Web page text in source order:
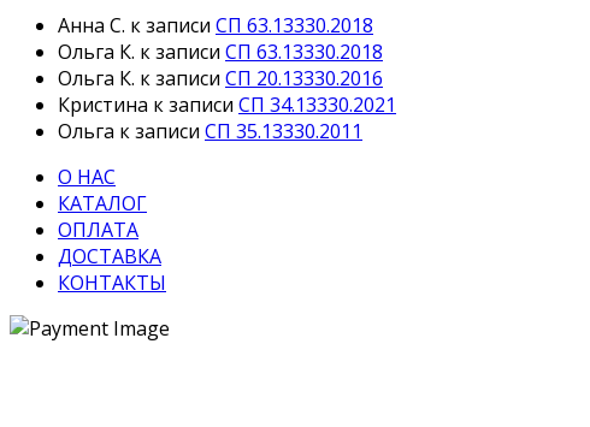
Анна С. к записи СП 63.13330.2018
Ольга К. к записи СП 63.13330.2018
Ольга К. к записи СП 20.13330.2016
Кристина к записи СП 34.13330.2021
Ольга к записи СП 35.13330.2011
О НАС
КАТАЛОГ
ОПЛАТА
ДОСТАВКА
КОНТАКТЫ